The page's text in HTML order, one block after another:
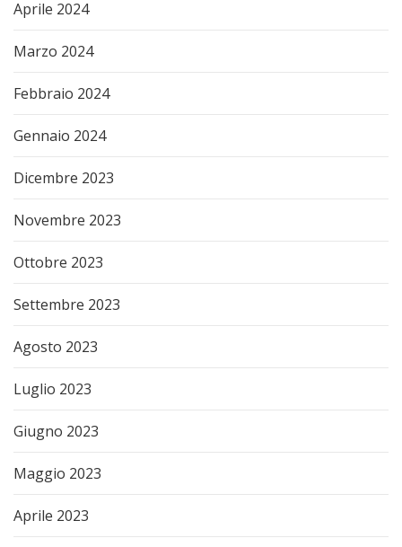
Aprile 2024
Marzo 2024
Febbraio 2024
Gennaio 2024
Dicembre 2023
Novembre 2023
Ottobre 2023
Settembre 2023
Agosto 2023
Luglio 2023
Giugno 2023
Maggio 2023
Aprile 2023